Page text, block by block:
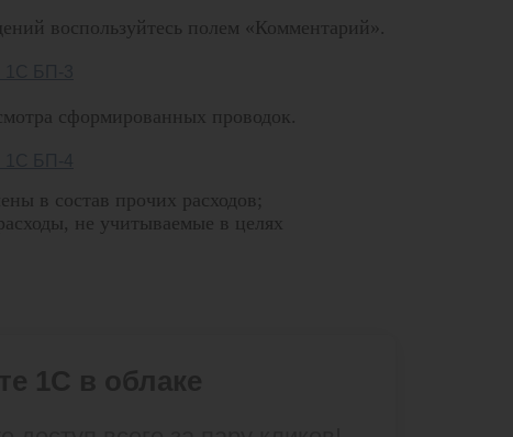
воспользуйтесь полем «Комментарий».
сформированных проводок.
в состав прочих расходов;
не учитываемые в целях